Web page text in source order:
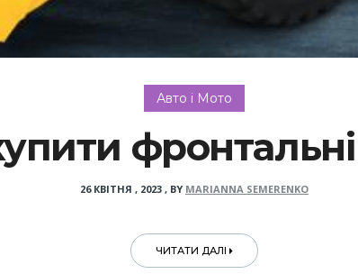
Авто і Мото
26 КВІТНЯ , 2023 , BY MARIANNA SEMERENKO
ЧИТАТИ ДАЛІ